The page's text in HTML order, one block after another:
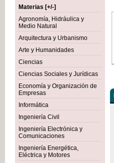
Materias [+/-]
Agronomía, Hidráulica y
Medio Natural
Arquitectura y Urbanismo
Arte y Humanidades
Ciencias
Ciencias Sociales y Jurídicas
Economía y Organización de
Empresas
Informática
Ingeniería Civil
Ingeniería Electrónica y
Comunicaciones
Ingeniería Energética,
Eléctrica y Motores